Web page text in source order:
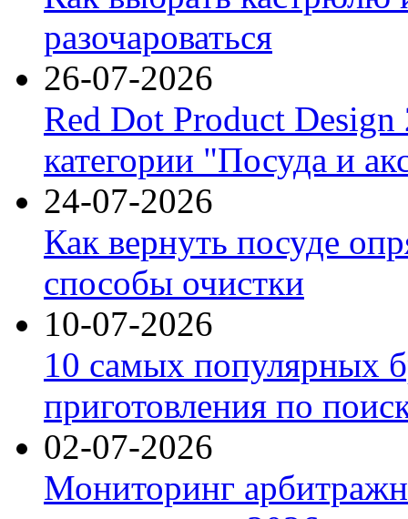
разочароваться
26-07-2026
Red Dot Product Design
категории "Посуда и
24-07-2026
Как вернуть посуде
способы очистки
10-07-2026
10 самых популярных
приготовления по
02-07-2026
Мониторинг